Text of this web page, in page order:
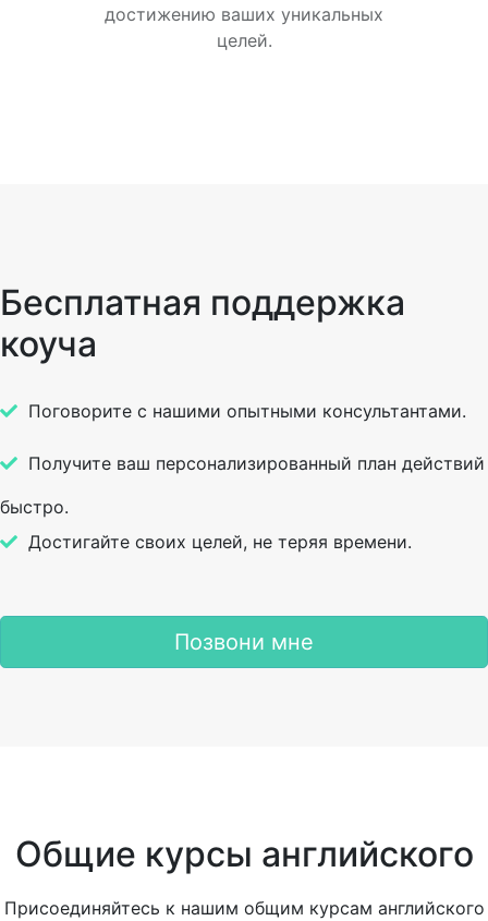
достижению ваших уникальных
целей.
Бесплатная поддержка
коуча
Поговорите с нашими опытными консультантами.
Получите ваш персонализированный план действий
быстро.
Достигайте своих целей, не теряя времени.
Позвони мне
Общие курсы английского
Присоединяйтесь к нашим общим курсам английского